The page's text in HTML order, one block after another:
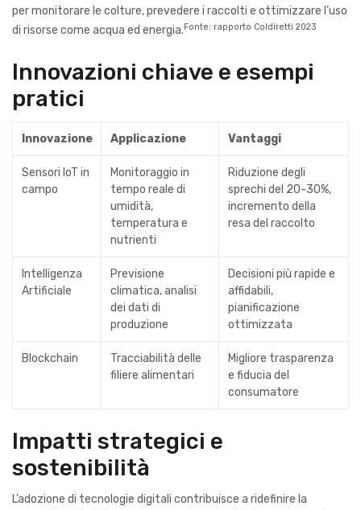
per monitorare le colture, prevedere i raccolti e ottimizzare l’uso
di risorse come acqua ed energia. Fonte: rapporto Coldiretti 2023
Innovazioni chiave e esempi
pratici
Innovazione Applicazione Vantaggi
Sensori IoT in
campo
Monitoraggio in
tempo reale di
umidità,
temperatura e
nutrienti
Riduzione degli
sprechi del 20-30%,
incremento della
resa del raccolto
Intelligenza
Artificiale
Previsione
climatica, analisi
dei dati di
produzione
Decisioni più rapide e
affidabili,
pianificazione
ottimizzata
Blockchain
Tracciabilità delle
filiere alimentari
Migliore trasparenza
e fiducia del
consumatore
Impatti strategici e
sostenibilità
L’adozione di tecnologie digitali contribuisce a ridefinire la